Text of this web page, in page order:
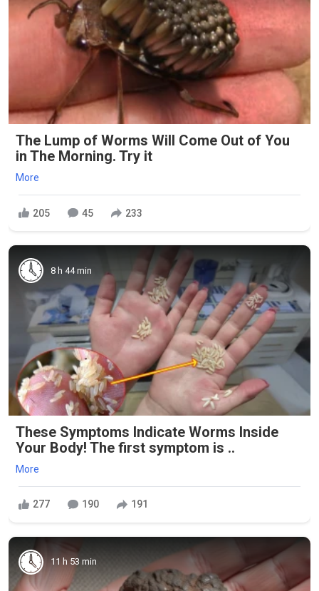
The Lump of Worms Will Come Out of You
in The Morning. Try it
More
205 45 233
8 h 44 min
These Symptoms Indicate Worms Inside
Your Body! The first symptom is ..
More
277 190 191
11 h 53 min